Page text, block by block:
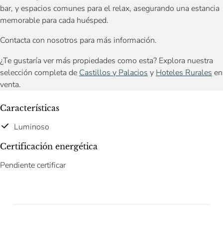
bar, y espacios comunes para el relax, asegurando una estancia
memorable para cada huésped.
Contacta con nosotros para más información.
¿Te gustaría ver más propiedades como esta? Explora nuestra
selección completa de Castillos y Palacios y Hoteles Rurales en
venta.
Características
Luminoso
Certificación energética
Pendiente certificar